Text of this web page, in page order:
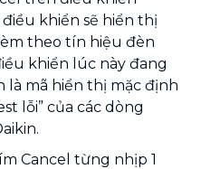
khiển sẽ hiển thị
theo tín hiệu đèn
khiển lúc này đang
là mã hiển thị mặc định
lỗi” của các dòng
Cancel từng nhịp 1